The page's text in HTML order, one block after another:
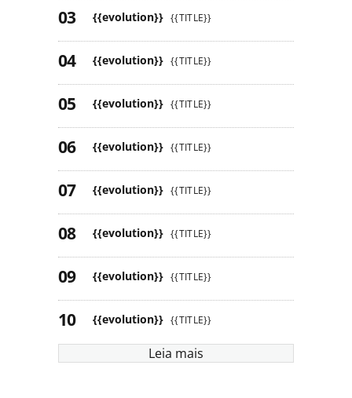
{{evolution}} {{TITLE}}
{{evolution}} {{TITLE}}
{{evolution}} {{TITLE}}
{{evolution}} {{TITLE}}
{{evolution}} {{TITLE}}
{{evolution}} {{TITLE}}
{{evolution}} {{TITLE}}
{{evolution}} {{TITLE}}
Leia mais